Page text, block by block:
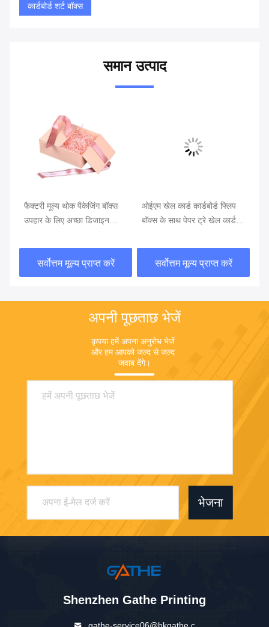
कार्डबोर्ड शर्ट बॉक्स
समान उत्पाद
फैक्टरी मूल्य थोक पैकेजिंग बॉक्स
उपहार के लिए अच्छा डिजाइन
सर्वोत्तम मूल्य प्राप्त करें
ओईएम खेल कार्ड कार्डबोर्ड फ्लिप
बॉक्स के साथ पेपर ट्रे खेल कार्ड
सर्वोत्तम मूल्य प्राप्त करें
अपनी पूछताछ भेजें
कृपया हमें अपना अनुरोध भेजें
और हम आपको जल्द से जल्द
जवाब देंगे।
भेजना
Shenzhen Gathe Printing
gathe-service06@hkgathe.c